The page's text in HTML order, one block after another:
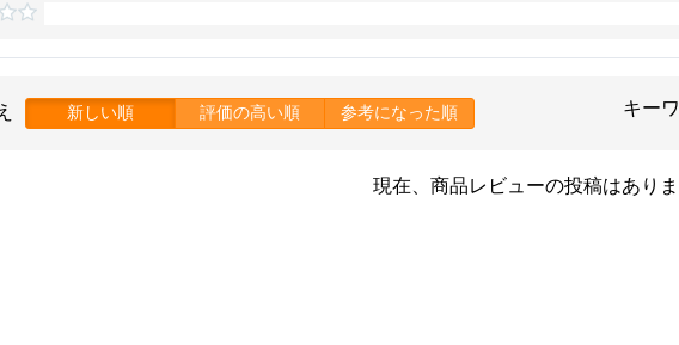
新しい順 評価の高い順 参考になった順 キー
現在、商品レビューの投稿はあり